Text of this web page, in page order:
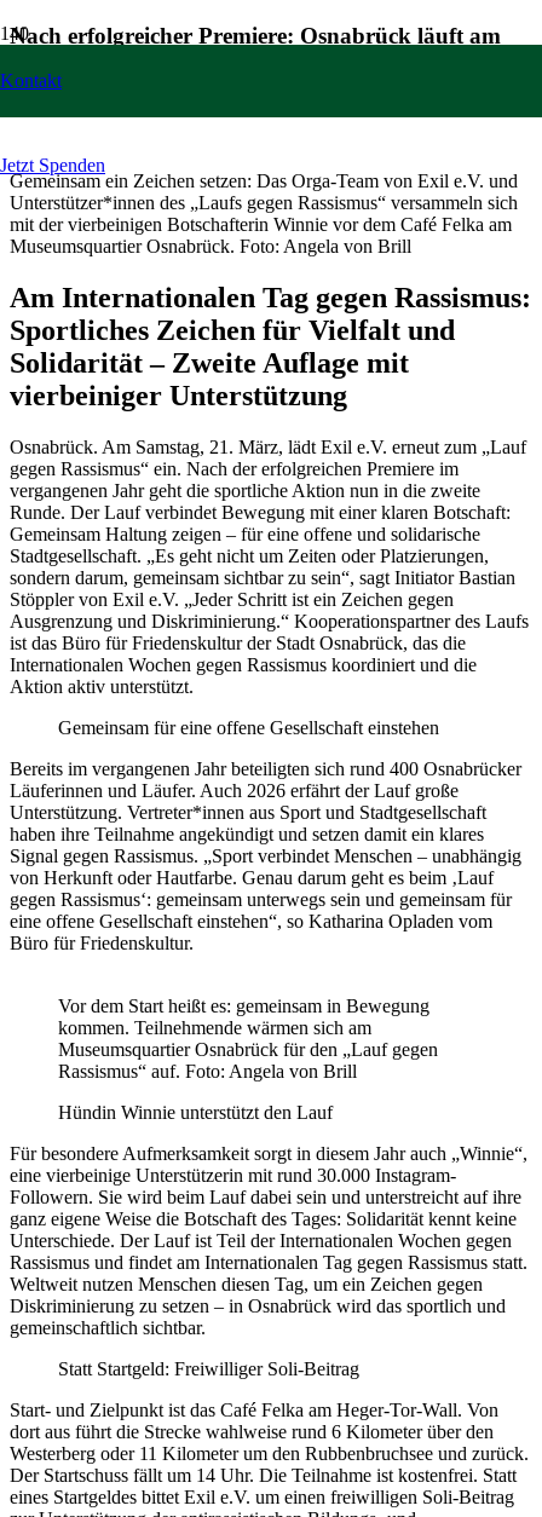
Kontakt
Jetzt Spenden
Nach erfolgreicher Premiere: Osnabrück läuft am
Gemeinsam ein Zeichen setzen: Das Orga-Team von Exil e.V. und
Unterstützer*innen des „Laufs gegen Rassismus“ versammeln sich
mit der vierbeinigen Botschafterin Winnie vor dem Café Felka am
Museumsquartier Osnabrück. Foto: Angela von Brill
Am Internationalen Tag gegen Rassismus:
Sportliches Zeichen für Vielfalt und
Solidarität – Zweite Auflage mit
vierbeiniger Unterstützung
Osnabrück. Am Samstag, 21. März, lädt Exil e.V. erneut zum „Lauf
gegen Rassismus“ ein. Nach der erfolgreichen Premiere im
vergangenen Jahr geht die sportliche Aktion nun in die zweite
Runde. Der Lauf verbindet Bewegung mit einer klaren Botschaft:
Gemeinsam Haltung zeigen – für eine offene und solidarische
Stadtgesellschaft. „Es geht nicht um Zeiten oder Platzierungen,
sondern darum, gemeinsam sichtbar zu sein“, sagt Initiator Bastian
Stöppler von Exil e.V. „Jeder Schritt ist ein Zeichen gegen
Ausgrenzung und Diskriminierung.“ Kooperationspartner des Laufs
ist das Büro für Friedenskultur der Stadt Osnabrück, das die
Internationalen Wochen gegen Rassismus koordiniert und die
Aktion aktiv unterstützt.
Gemeinsam für eine offene Gesellschaft einstehen
Bereits im vergangenen Jahr beteiligten sich rund 400 Osnabrücker
Läuferinnen und Läufer. Auch 2026 erfährt der Lauf große
Unterstützung. Vertreter*innen aus Sport und Stadtgesellschaft
haben ihre Teilnahme angekündigt und setzen damit ein klares
Signal gegen Rassismus. „Sport verbindet Menschen – unabhängig
von Herkunft oder Hautfarbe. Genau darum geht es beim ‚Lauf
gegen Rassismus‘: gemeinsam unterwegs sein und gemeinsam für
eine offene Gesellschaft einstehen“, so Katharina Opladen vom
Büro für Friedenskultur.
Vor dem Start heißt es: gemeinsam in Bewegung
kommen. Teilnehmende wärmen sich am
Museumsquartier Osnabrück für den „Lauf gegen
Rassismus“ auf. Foto: Angela von Brill
Hündin Winnie unterstützt den Lauf
Für besondere Aufmerksamkeit sorgt in diesem Jahr auch „Winnie“,
eine vierbeinige Unterstützerin mit rund 30.000 Instagram-
Followern. Sie wird beim Lauf dabei sein und unterstreicht auf ihre
ganz eigene Weise die Botschaft des Tages: Solidarität kennt keine
Unterschiede. Der Lauf ist Teil der Internationalen Wochen gegen
Rassismus und findet am Internationalen Tag gegen Rassismus statt.
Weltweit nutzen Menschen diesen Tag, um ein Zeichen gegen
Diskriminierung zu setzen – in Osnabrück wird das sportlich und
gemeinschaftlich sichtbar.
Statt Startgeld: Freiwilliger Soli-Beitrag
Start- und Zielpunkt ist das Café Felka am Heger-Tor-Wall. Von
dort aus führt die Strecke wahlweise rund 6 Kilometer über den
Westerberg oder 11 Kilometer um den Rubbenbruchsee und zurück.
Der Startschuss fällt um 14 Uhr. Die Teilnahme ist kostenfrei. Statt
eines Startgeldes bittet Exil e.V. um einen freiwilligen Soli-Beitrag